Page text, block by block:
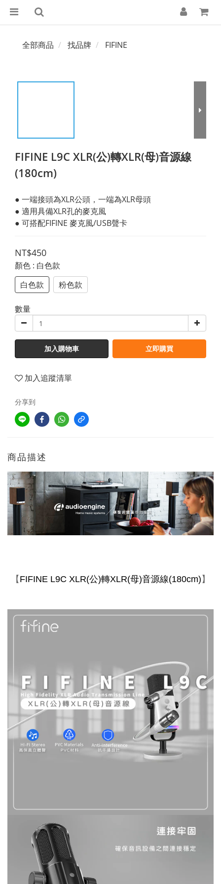
全部商品 找品牌 FIFINE
FIFINE L9C XLR(公)轉XLR(母)音源線
(180cm)
● 一端接頭為XLR公頭，一端為XLR母頭
● 適用具備XLR孔的麥克風
● 可搭配FIFINE 麥克風/USB聲卡
NT$450
顏色 : 白色款
白色款
粉色款
數量
加入購物車 立即購買
加入追蹤清單
分享到
商品描述
【FIFINE L9C XLR(公)轉XLR(母)音源線(180cm)】